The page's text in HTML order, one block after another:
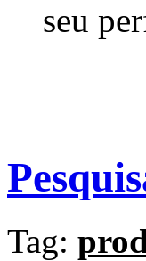
seu
Tag: